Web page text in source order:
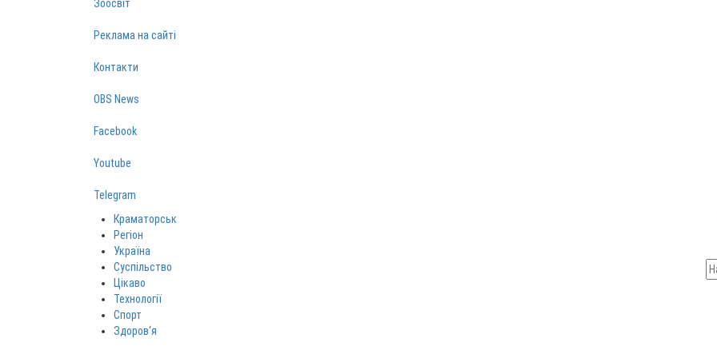
Зоосвіт
Реклама на сайті
Контакти
OBS News
Facebook
Youtube
Telegram
Краматорськ
Регіон
Україна
Суспільство
Цікаво
Технології
Спорт
Здоров‘я